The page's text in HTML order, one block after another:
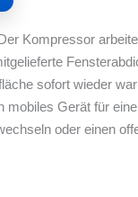
Kompressor
sofort wieder
Gerät für
oder einen